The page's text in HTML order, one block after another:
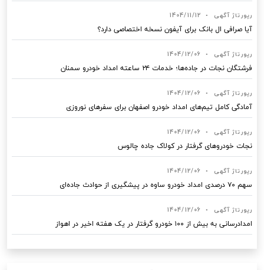
رپورتاژ آگهی •
1404/11/12
آیا صرافی ال بانک برای آیفون نسخه اختصاصی دارد؟
رپورتاژ آگهی •
1404/12/06
فرشتگان نجات در جاده‌ها؛ خدمات ۲۴ ساعته امداد خودرو سمنان
رپورتاژ آگهی •
1404/12/06
آمادگی کامل تیم‌های امداد خودرو اصفهان برای سفرهای نوروزی
رپورتاژ آگهی •
1404/12/06
نجات خودروهای گرفتار در کولاک جاده چالوس
رپورتاژ آگهی •
1404/12/06
سهم ۷۰ درصدی امداد خودرو ساوه در پیشگیری از حوادث جاده‌ای
رپورتاژ آگهی •
1404/12/06
امدادرسانی به بیش از ۱۰۰ خودرو گرفتار در یک هفته اخیر در اهواز